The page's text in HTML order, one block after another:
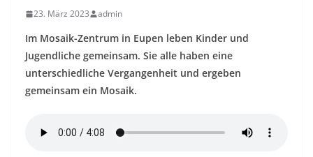
23. März 2023 admin
Im Mosaik-Zentrum in Eupen leben Kinder und
Jugendliche gemeinsam. Sie alle haben eine
unterschiedliche Vergangenheit und ergeben
gemeinsam ein Mosaik.